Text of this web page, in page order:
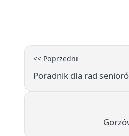
<< Poprzedni
Poradnik dla rad